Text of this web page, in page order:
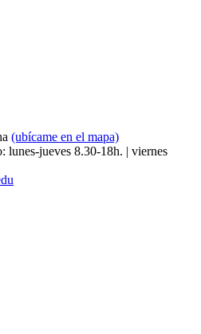
(ubícame en el mapa)
lunes-jueves 8.30-18h. | viernes